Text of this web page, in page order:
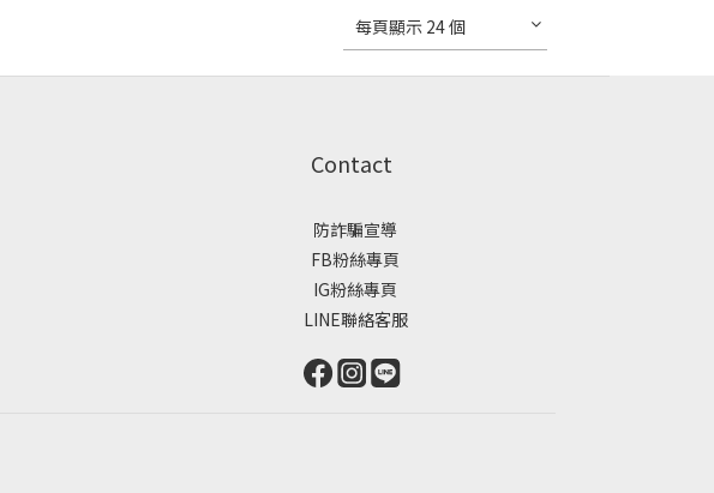
每頁顯示 24 個
Contact
防詐騙宣導
FB粉絲專頁
IG粉絲專頁
LINE聯絡客服